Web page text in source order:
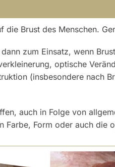
Brust des Menschen.
zum Einsatz, wenn
optische
(insbesondere nach
auch in Folge von
Farbe, Form oder auch